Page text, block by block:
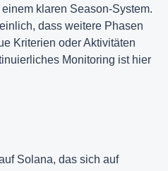
klaren Season-System.
dass weitere Phasen
Kriterien oder Aktivitäten
Monitoring ist hier
Solana, das sich auf